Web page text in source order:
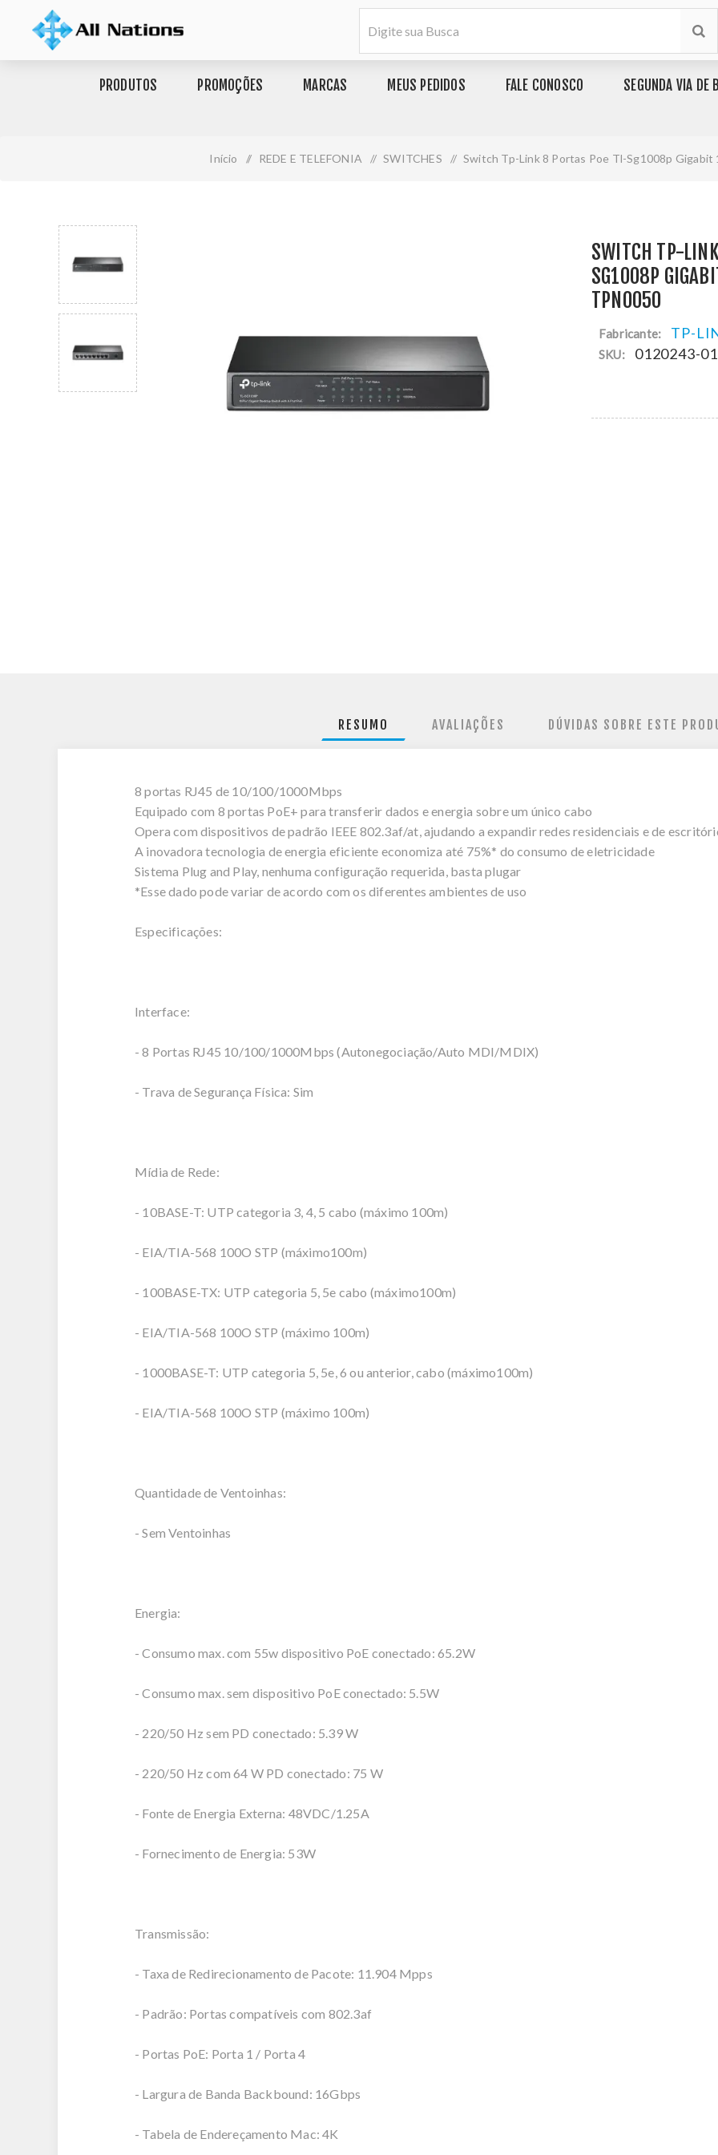
PRODUTOS PROMOÇÕES MARCAS MEUS PEDIDOS FALE CONOSCO SEGUNDA VIA DE
Início / REDE E TELEFONIA / SWITCHES / Switch Tp-Link 8 Portas Poe Tl-Sg1008p
SWITCH TP-
SG1008P
TPN0050
Fabricante: TP-
SKU: 0120243-01
RESUMO AVALIAÇÕES DÚVIDAS SOBRE ESTE
8 portas RJ45 de 10/100/1000Mbps
Equipado com 8 portas PoE+ para transferir dados e energia sobre um único cabo
Opera com dispositivos de padrão IEEE 802.3af/at, ajudando a expandir redes residenciais e de
A inovadora tecnologia de energia eficiente economiza até 75%* do consumo de eletricidade
Sistema Plug and Play, nenhuma configuração requerida, basta plugar
*Esse dado pode variar de acordo com os diferentes ambientes de uso
Especificações:
Interface:
- 8 Portas RJ45 10/100/1000Mbps (Autonegociação/Auto MDI/MDIX)
- Trava de Segurança Física: Sim
Mídia de Rede:
- 10BASE-T: UTP categoria 3, 4, 5 cabo (máximo 100m)
- EIA/TIA-568 100O STP (máximo100m)
- 100BASE-TX: UTP categoria 5, 5e cabo (máximo100m)
- EIA/TIA-568 100O STP (máximo 100m)
- 1000BASE-T: UTP categoria 5, 5e, 6 ou anterior, cabo (máximo100m)
- EIA/TIA-568 100O STP (máximo 100m)
Quantidade de Ventoinhas:
- Sem Ventoinhas
Energia:
- Consumo max. com 55w dispositivo PoE conectado: 65.2W
- Consumo max. sem dispositivo PoE conectado: 5.5W
- 220/50 Hz sem PD conectado: 5.39 W
- 220/50 Hz com 64 W PD conectado: 75 W
- Fonte de Energia Externa: 48VDC/1.25A
- Fornecimento de Energia: 53W
Transmissão:
- Taxa de Redirecionamento de Pacote: 11.904 Mpps
- Padrão: Portas compatíveis com 802.3af
- Portas PoE: Porta 1 / Porta 4
- Largura de Banda Backbound: 16Gbps
- Tabela de Endereçamento Mac: 4K